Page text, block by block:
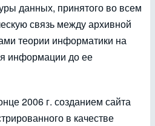
данных, принятого во всем
связь между архивной
теории информатики на
информации до ее
2006 г. созданием сайта
в качестве